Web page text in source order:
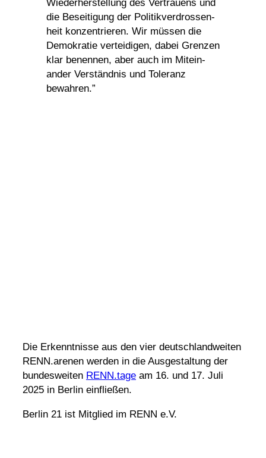
Wieder­her­stel­lung des Vertrauens und
die Besei­ti­gung der Poli­tik­ver­dros­sen­
heit konzen­trieren. Wir müssen die
Demo­kratie vertei­digen, dabei Grenzen
klar benennen, aber auch im Mitein­
ander Verständnis und Tole­ranz
bewahren.”
Die Erkennt­nisse aus den vier deutsch­land­weiten
RENN.arenen werden in die Ausge­stal­tung der
bundes­weiten RENN.tage am 16. und 17. Juli
2025 in Berlin einfließen.
Berlin 21 ist Mitglied im RENN e.V.